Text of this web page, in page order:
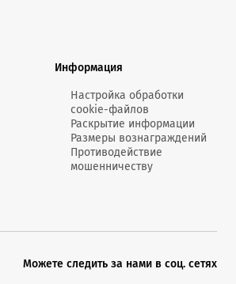
Информация
Настройка обработки
cookie-файлов
Раскрытие информации
Размеры вознаграждений
Противодействие
мошенничеству
Можете следить за нами в соц. сетях